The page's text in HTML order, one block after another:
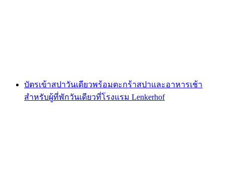
บัตรเข้าสปาวันเดียวพร้อมตะกร้าสปาและอาหารเช้า
สำหรับผู้ที่พักวันเดียวที่โรงแรม Lenkerhof